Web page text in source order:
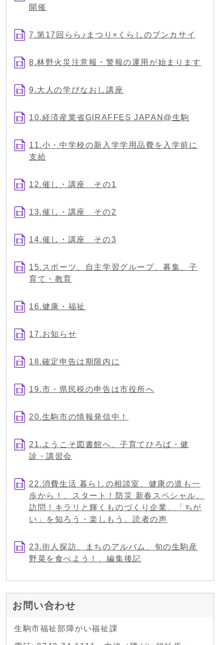
開催
7.第17回らら♪まつり×くらしのブンカサイ
8.林野火災注意報・警報の運用が始まります
9.大人の学びなおし講座
10.経済産業省GIRAFFES JAPAN@生駒
11.小・中学校の新入学学用品費を入学前に
支給
12.催し・講座 その1
13.催し・講座 その2
14.催し・講座 その3
15.スポーツ、自主学習グループ、募集、子
育て・教育
16.健康・福祉
17.お知らせ
18.確定申告は期限内に
19.市・県民税の申告は市役所へ
20.生駒市の情報発信中！
21.ようこそ図書館へ、子育てひろば・健
診・講習会
22.消費生活 暮らしの相談室、健康の道も一
歩から！、スタート！防災 新春スペシャル、
訪問！キラリと輝くものづくり企業、「ちが
い」を知ろう・楽しもう、読者の声
23.街人探訪、まちのアルバム、旬の生駒産
野菜を食べよう！、編集後記
お問い合わせ
生駒市福祉部障がい福祉課